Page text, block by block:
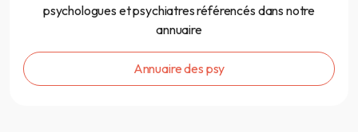
psychologues et psychiatres référencés dans notre
annuaire
Annuaire des psy